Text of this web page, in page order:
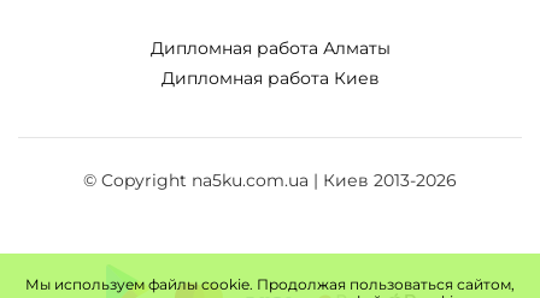
Дипломная работа Алматы
Дипломная работа Киев
© Copyright na5ku.com.ua | Киев 2013-2026
Мы используем файлы cookie. Продолжая пользоваться сайтом,